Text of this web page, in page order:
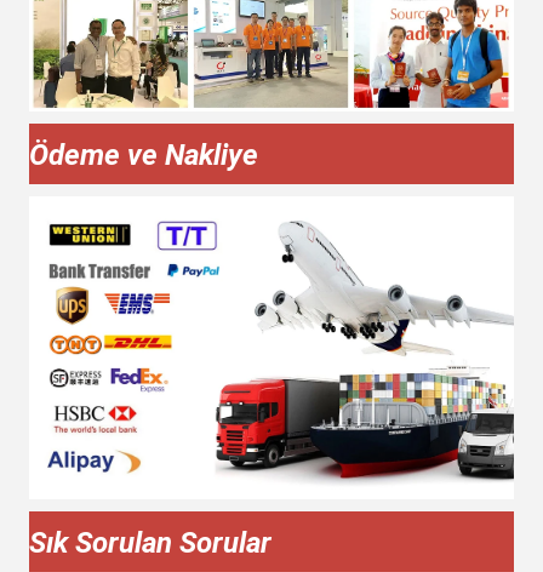
Ödeme ve Nakliye
Sık Sorulan Sorular